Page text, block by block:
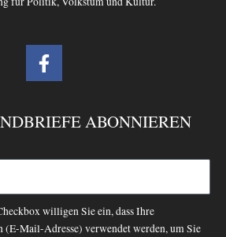
F
a
b
o
-
f
ABONNIEREN
willigen Sie ein, dass Ihre
(E-Mail-Adresse) verwendet werden, um Sie